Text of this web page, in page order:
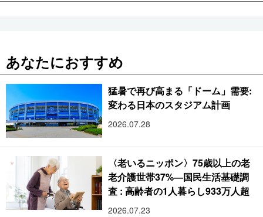
あなたにおすすめ
猛暑で再び高まる「ドーム」需要:
変わる日本のスタジアム計画
2026.07.28
〈老いるニッポン〉75歳以上の老
老介護世帯37%―国民生活基礎調
査 : 高齢者の1人暮らし933万人超
2026.07.23